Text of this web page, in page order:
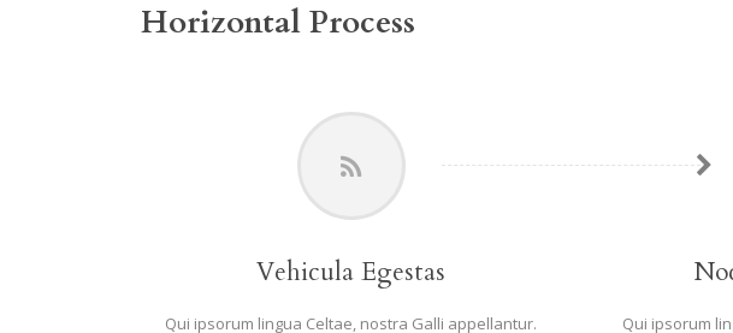
Horizontal Process
Vehicula Egestas
Qui ipsorum lingua Celtae, nostra Galli appellantur.
Qui ipsorum